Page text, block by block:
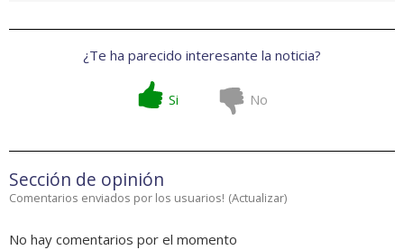
¿Te ha parecido interesante la noticia?
Si No
Sección de opinión
Comentarios enviados por los usuarios! (Actualizar)
No hay comentarios por el momento